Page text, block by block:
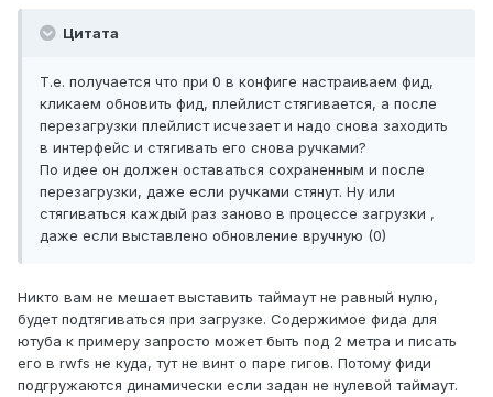
Цитата
Т.е. получается что при 0 в конфиге настраиваем фид,
кликаем обновить фид, плейлист стягивается, а после
перезагрузки плейлист исчезает и надо снова заходить
в интерфейс и стягивать его снова ручками?
По идее он должен оставаться сохраненным и после
перезагрузки, даже если ручками стянут. Ну или
стягиваться каждый раз заново в процессе загрузки ,
даже если выставлено обновление вручную (0)
Никто вам не мешает выставить таймаут не равный нулю,
будет подтягиваться при загрузке. Содержимое фида для
ютуба к примеру запросто может быть под 2 метра и писать
его в rwfs не куда, тут не винт о паре гигов. Потому фиди
подгружаются динамически если задан не нулевой таймаут.